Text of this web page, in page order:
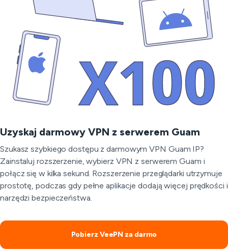
Uzyskaj darmowy VPN z serwerem Guam
Szukasz szybkiego dostępu z darmowym VPN Guam IP?
Zainstaluj rozszerzenie, wybierz VPN z serwerem Guam i
połącz się w kilka sekund. Rozszerzenie przeglądarki utrzymuje
prostotę, podczas gdy pełne aplikacje dodają więcej prędkości i
narzędzi bezpieczeństwa.
Pobierz VeePN za darmo